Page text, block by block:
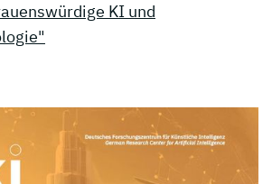
KI und